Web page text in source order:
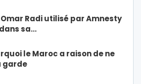
Radi utilisé par Amnesty
sa…
le Maroc a raison de ne
garde